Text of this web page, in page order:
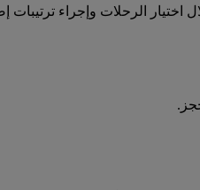
الرحلات وإجراء ترتيبات